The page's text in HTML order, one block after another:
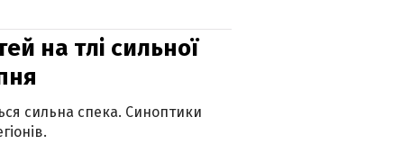
на тлі сильної
сильна спека. Синоптики